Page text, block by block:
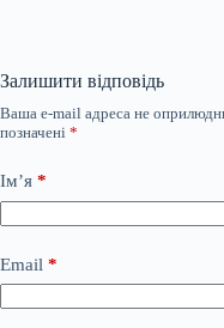
Залишити відповідь
Ваша e-mail адреса не
позначені *
Ім’я *
Email *